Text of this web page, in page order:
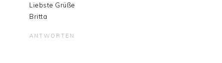
Liebste Grüße
Britta
ANTWORTEN